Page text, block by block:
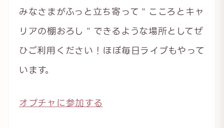
みなさまがふっと立ち寄って＂こころとキャ
リアの棚おろし＂できるような場所としてぜ
ひご利用ください！ほぼ毎日ライブもやって
います。
オプチャに参加する